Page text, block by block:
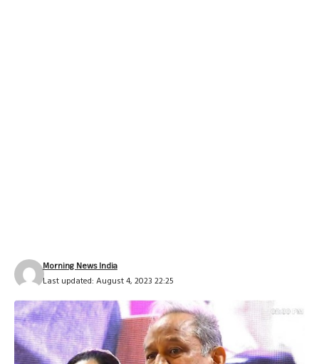
Last updated: August 4, 2023 22:25
Morning News India